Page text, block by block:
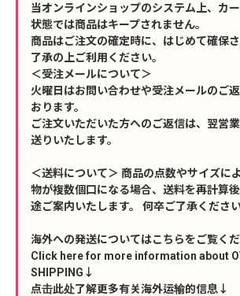
当オンラインショップのシステム上、カ
状態では商品はキープされません。
商品はご注文の確定時に、はじめて確保
了承の上ご利用ください。
＜受注メールについて＞
火曜日はお問い合わせや受注メールのご
おります。
ご注文いただいた方へのご返信は、翌営
送りいたします。
＜送料について＞ 商品の点数やサイズに
物が複数個口になる場合、送料を再計算
途ご案内いたします。 何卒ご了承ください
海外への発送についてはこちらをご覧く
Click here for more information about
SHIPPING↓
点击此处了解更多有关海外运输的信息↓